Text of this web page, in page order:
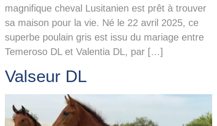
magnifique cheval Lusitanien est prêt à trouver
sa maison pour la vie. Né le 22 avril 2025, ce
superbe poulain gris est issu du mariage entre
Temeroso DL et Valentia DL, par […]
Valseur DL